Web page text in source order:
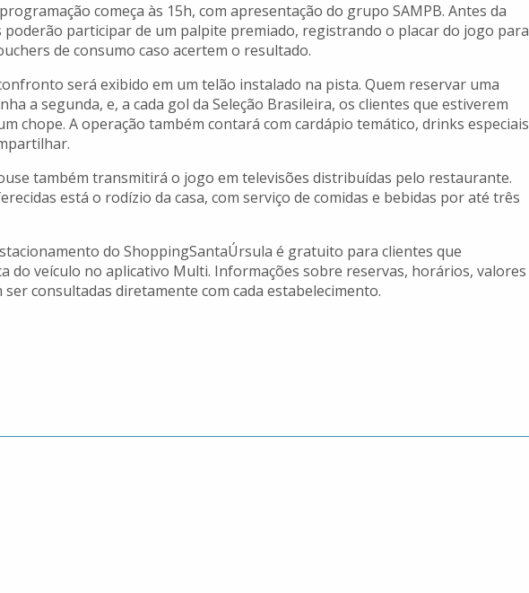
começa às 15h, com apresentação do grupo SAMPB. Antes da
poderão participar de um palpite premiado, registrando o placar do jogo para
de consumo caso acertem o resultado.
será exibido em um telão instalado na pista. Quem reservar uma
a segunda, e, a cada gol da Seleção Brasileira, os clientes que estiverem
chope. A operação também contará com cardápio temático, drinks especiais
também transmitirá o jogo em televisões distribuídas pelo restaurante.
está o rodízio da casa, com serviço de comidas e bebidas por até três
do ShoppingSantaÚrsula é gratuito para clientes que
do veículo no aplicativo Multi. Informações sobre reservas, horários, valores
ser consultadas diretamente com cada estabelecimento.